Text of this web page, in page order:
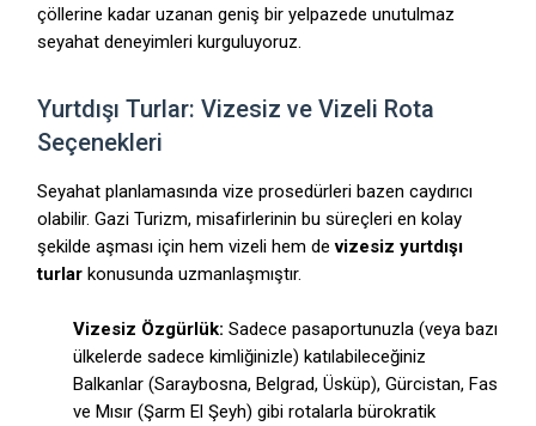
çöllerine kadar uzanan geniş bir yelpazede unutulmaz
seyahat deneyimleri kurguluyoruz.
Yurtdışı Turlar: Vizesiz ve Vizeli Rota
Seçenekleri
Seyahat planlamasında vize prosedürleri bazen caydırıcı
olabilir. Gazi Turizm, misafirlerinin bu süreçleri en kolay
şekilde aşması için hem vizeli hem devizesiz yurtdışı
turlar konusunda uzmanlaşmıştır.
Vizesiz Özgürlük: Sadece pasaportunuzla (veya bazı
ülkelerde sadece kimliğinizle) katılabileceğiniz
Balkanlar (Saraybosna, Belgrad, Üsküp), Gürcistan, Fas
ve Mısır (Şarm El Şeyh) gibi rotalarla bürokratik